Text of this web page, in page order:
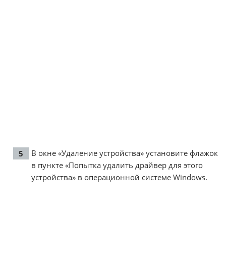
В окне «Удаление устройства» установите флажок
в пункте «Попытка удалить драйвер для этого
устройства» в операционной системе Windows.